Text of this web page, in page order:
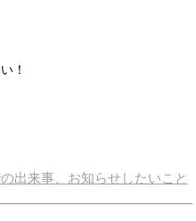
！
出来事、お知らせしたいこと